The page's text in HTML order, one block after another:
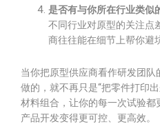
是否有与你所在行业类似
不同行业对原型的关注点
商往往能在细节上帮你避
当你把原型供应商看作研发团队
做的，就不再只是“把零件打印
材料组合，让你的每一次试验
产品开发变得更可控、更高效。